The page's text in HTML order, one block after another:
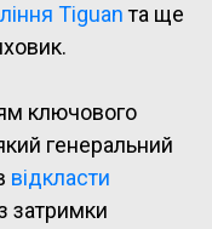
Tiguanта ще
ключового
генеральний
відкласти
затримки